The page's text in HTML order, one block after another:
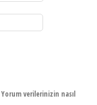
Yorum verilerinizin nasıl